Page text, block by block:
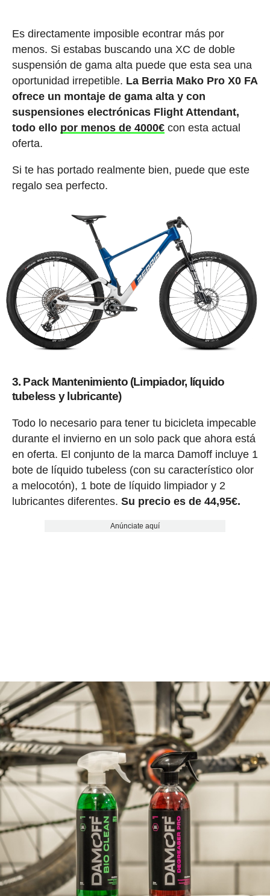
Es directamente imposible econtrar más por
menos. Si estabas buscando una XC de doble
suspensión de gama alta puede que esta sea una
oportunidad irrepetible. La Berria Mako Pro X0 FA
ofrece un montaje de gama alta y con
suspensiones electrónicas Flight Attendant,
todo ello por menos de 4000€ con esta actual
oferta.
Si te has portado realmente bien, puede que este
regalo sea perfecto.
3. Pack Mantenimiento (Limpiador, líquido
tubeless y lubricante)
Todo lo necesario para tener tu bicicleta impecable
durante el invierno en un solo pack que ahora está
en oferta. El conjunto de la marca Damoff incluye 1
bote de líquido tubeless (con su característico olor
a melocotón), 1 bote de líquido limpiador y 2
lubricantes diferentes. Su precio es de 44,95€.
Anúnciate aquí